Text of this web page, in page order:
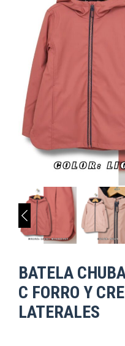
BATELA
C FORRO Y
LATERALES